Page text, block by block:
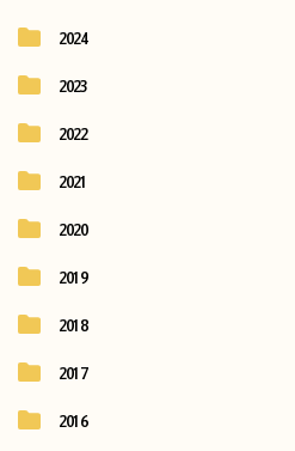
2024
2023
2022
2021
2020
2019
2018
2017
2016